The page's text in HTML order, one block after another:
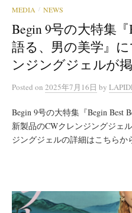
MEDIA / NEWS
Begin 9号の大特集『
語る、男の美学』
ンジングジェルが
Posted on 2025年7月16日 by
Begin 9号の大特集『Begin Best
新製品のCWクレンジングジェ
ジングジェルの詳細はこちらか